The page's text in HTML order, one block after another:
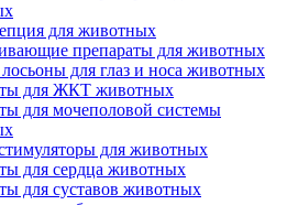
для животных
препараты для животных
для глаз и носа животных
для ЖКТ животных
для мочеполовой системы
для животных
для сердца животных
для суставов животных